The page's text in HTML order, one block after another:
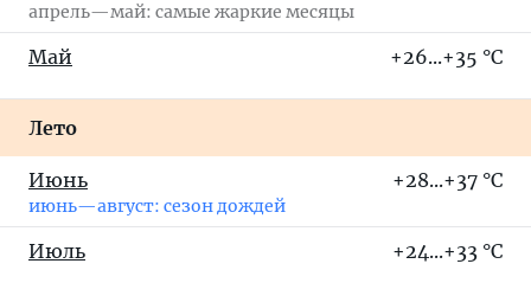
апрель—май: самые жаркие месяцы
Май +26...+35 °C
Лето
Июнь
июнь—август: сезон дождей
+28...+37 °C
Июль +24...+33 °C